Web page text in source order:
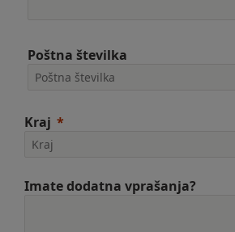
Poštna številka
Kraj
Imate dodatna vprašanja?